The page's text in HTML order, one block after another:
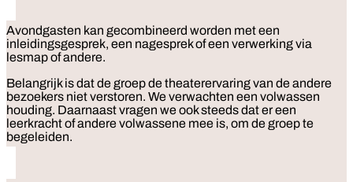
Avondgasten kan gecombineerd worden met een
inleidingsgesprek, een nagesprek of een verwerking via
lesmap of andere.
Belangrijk is dat de groep de theaterervaring van de andere
bezoekers niet verstoren. We verwachten een volwassen
houding. Daarnaast vragen we ook steeds dat er een
leerkracht of andere volwassene mee is, om de groep te
begeleiden.